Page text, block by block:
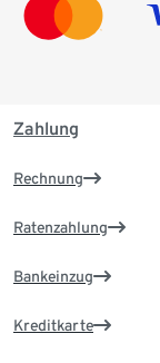
Zahlung
Rechnung
Ratenzahlung
Bankeinzug
Kreditkarte